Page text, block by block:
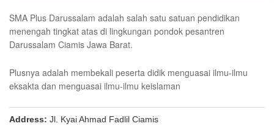
SMA Plus Darussalam adalah salah satu satuan pendidikan
menengah tingkat atas di lingkungan pondok pesantren
Darussalam Ciamis Jawa Barat.
Plusnya adalah membekali peserta didik menguasai ilmu-ilmu
eksakta dan menguasai ilmu-ilmu keislaman
Address: Jl. Kyai Ahmad Fadlil Ciamis